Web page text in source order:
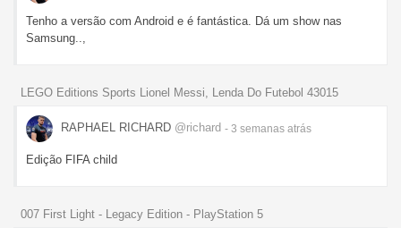
Tenho a versão com Android e é fantástica. Dá um show nas
Samsung..,
LEGO Editions Sports Lionel Messi, Lenda Do Futebol 43015
RAPHAEL RICHARD @richard - 3 semanas atrás
Edição FIFA child
007 First Light - Legacy Edition - PlayStation 5